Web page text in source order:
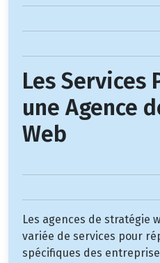
Les Services
une Agence
Web
Les agences de stratégie
variée de services pour
spécifiques des